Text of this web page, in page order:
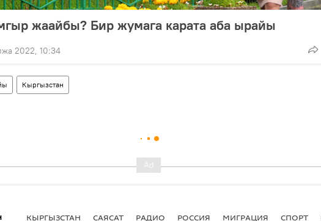
жаайбы? Бир жумага карата аба ырайы
2022, 10:34
Кыргызстан
КЫРГЫЗСТАН САЯСАТ РАДИО РОССИЯ МИГРАЦИЯ СПОРТ